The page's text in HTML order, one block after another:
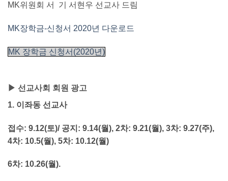
MK위원회 서 기 서현우 선교사 드림
MK장학금-신청서 2020년 다운로드
MK 장학금 신청서(2020년)
▶ 선교사회 회원 광고
1. 이좌동 선교사
접수: 9.12(토)/ 공지: 9.14(월), 2차: 9.21(월), 3차: 9.27(주),
4차: 10.5(월), 5차: 10.12(월)
6차: 10.26(월).